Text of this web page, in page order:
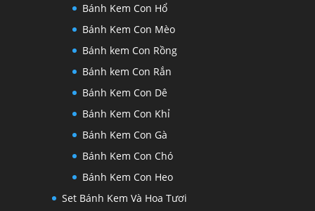
Bánh Kem Con Hổ
Bánh Kem Con Mèo
Bánh kem Con Rồng
Bánh kem Con Rắn
Bánh Kem Con Dê
Bánh Kem Con Khỉ
Bánh Kem Con Gà
Bánh Kem Con Chó
Bánh Kem Con Heo
Set Bánh Kem Và Hoa Tươi